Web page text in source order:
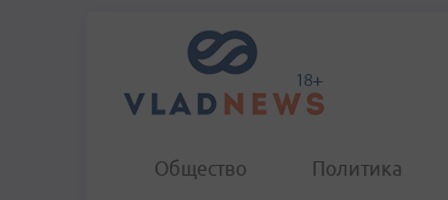
Общество Политика